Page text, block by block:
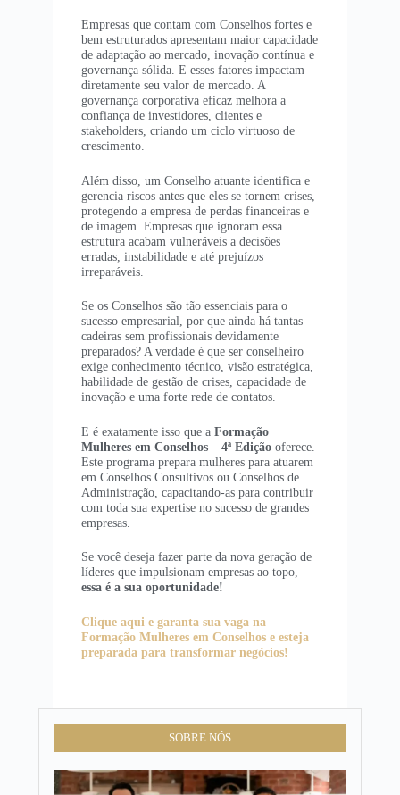
Empresas que contam com Conselhos fortes e
bem estruturados apresentam maior capacidade
de adaptação ao mercado, inovação contínua e
governança sólida. E esses fatores impactam
diretamente seu valor de mercado. A
governança corporativa eficaz melhora a
confiança de investidores, clientes e
stakeholders, criando um ciclo virtuoso de
crescimento.
Além disso, um Conselho atuante identifica e
gerencia riscos antes que eles se tornem crises,
protegendo a empresa de perdas financeiras e
de imagem. Empresas que ignoram essa
estrutura acabam vulneráveis a decisões
erradas, instabilidade e até prejuízos
irreparáveis.
Se os Conselhos são tão essenciais para o
sucesso empresarial, por que ainda há tantas
cadeiras sem profissionais devidamente
preparados? A verdade é que ser conselheiro
exige conhecimento técnico, visão estratégica,
habilidade de gestão de crises, capacidade de
inovação e uma forte rede de contatos.
E é exatamente isso que a Formação
Mulheres em Conselhos – 4ª Ediçãooferece.
Este programa prepara mulheres para atuarem
em Conselhos Consultivos ou Conselhos de
Administração, capacitando-as para contribuir
com toda sua expertise no sucesso de grandes
empresas.
Se você deseja fazer parte da nova geração de
líderes que impulsionam empresas ao topo,
essa é a sua oportunidade!
Clique aqui e garanta sua vaga na
Formação Mulheres em Conselhos e esteja
preparada para transformar negócios!
SOBRE NÓS